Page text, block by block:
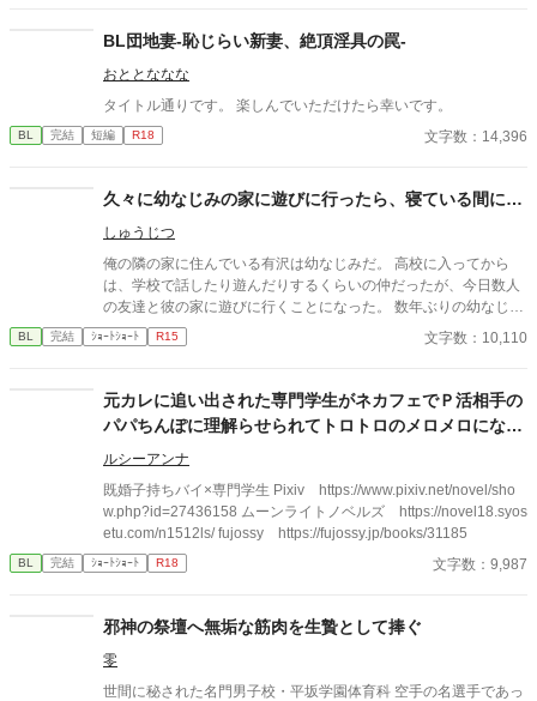
お腹が出て来てる!?」 お姉ちゃんの秘密の悩みです。
BL団地妻-恥じらい新妻、絶頂淫具の罠-
おととななな
タイトル通りです。 楽しんでいただけたら幸いです。
BL 完結 短編 R18 文字数：14,396
久々に幼なじみの家に遊びに行ったら、寝ている間に…
しゅうじつ
俺の隣の家に住んでいる有沢は幼なじみだ。 高校に入ってから
は、学校で話したり遊んだりするくらいの仲だったが、今日数人
の友達と彼の家に遊びに行くことになった。 数年ぶりの幼なじみ
の家を懐かしんでいる中、いつの間にか友人たちは帰っており、
幼なじみと2人きりに。 そこで俺は彼の部屋であるものを見つけ
BL 完結 ｼｮｰﾄｼｮｰﾄ R15 文字数：10,110
元カレに追い出された専門学生がネカフェでＰ活相手の
パパちんぽに理解らせられてトロトロのメロメロになっ
ちゃう話
ルシーアンナ
既婚子持ちバイ×専門学生 Pixiv https://www.pixiv.net/novel/sho
w.php?id=27436158 ムーンライトノベルズ https://novel18.syos
etu.com/n1512ls/ fujossy https://fujossy.jp/books/31185
BL 完結 ｼｮｰﾄｼｮｰﾄ R18 文字数：9,987
邪神の祭壇へ無垢な筋肉を生贄として捧ぐ
零
世間に秘された名門男子校・平坂学園体育科 空手の名選手であっ